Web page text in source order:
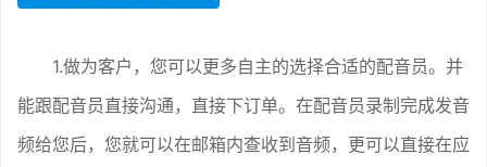
1.做为客户，您可以更多自主的选择合适的配音员。并
能跟配音员直接沟通，直接下订单。在配音员录制完成发音
频给您后，您就可以在邮箱内查收到音频，更可以直接在应